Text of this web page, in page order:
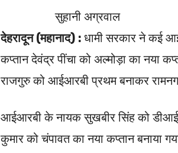
सुहानी अग्रवाल
देहरादून (महानाद) : धामी सरकार ने कई
कप्तान देवंद्र पींचा को अल्मोड़ा का नया
राजगुरु को आईआरबी प्रथम बनाकर
आईआरबी के नायक सुखबीर सिंह को
कुमार को चंपावत का नया कप्तान बनाया